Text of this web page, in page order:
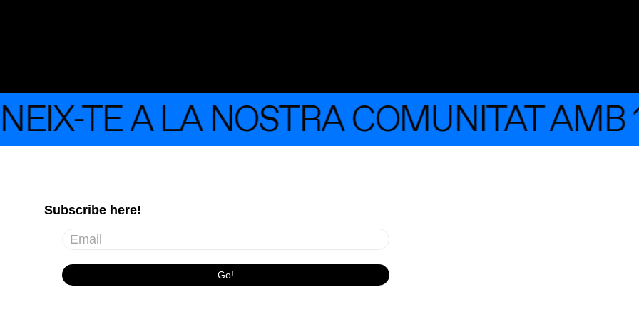
TE A LA NOSTRA COMUNITAT AMB